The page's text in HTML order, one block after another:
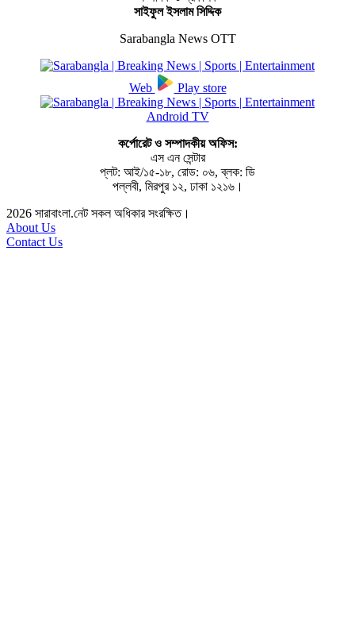
সাইফুল ইসলাম সিদ্দিক
Sarabangla News OTT
Web Play store
Android TV
কর্পোরেট ও সম্পাদকীয় অফিস:
এস এন সেন্টার
প্লট: আই/১৫-১৮, রোড: ০৬, ব্লক: ডি
পল্লবী, মিরপুর ১২, ঢাকা ১২১৬।
2026 সারাবাংলা.নেট সকল অধিকার সংরক্ষিত।
About Us
Contact Us